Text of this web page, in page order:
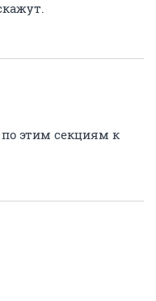
этим секциям к